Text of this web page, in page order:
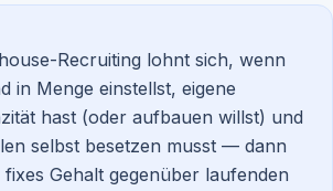
Recruiting lohnt sich, wenn
in Menge einstellst, eigene
hast (oder aufbauen willst) und
selbst besetzen musst — dann
Gehalt gegenüber laufenden